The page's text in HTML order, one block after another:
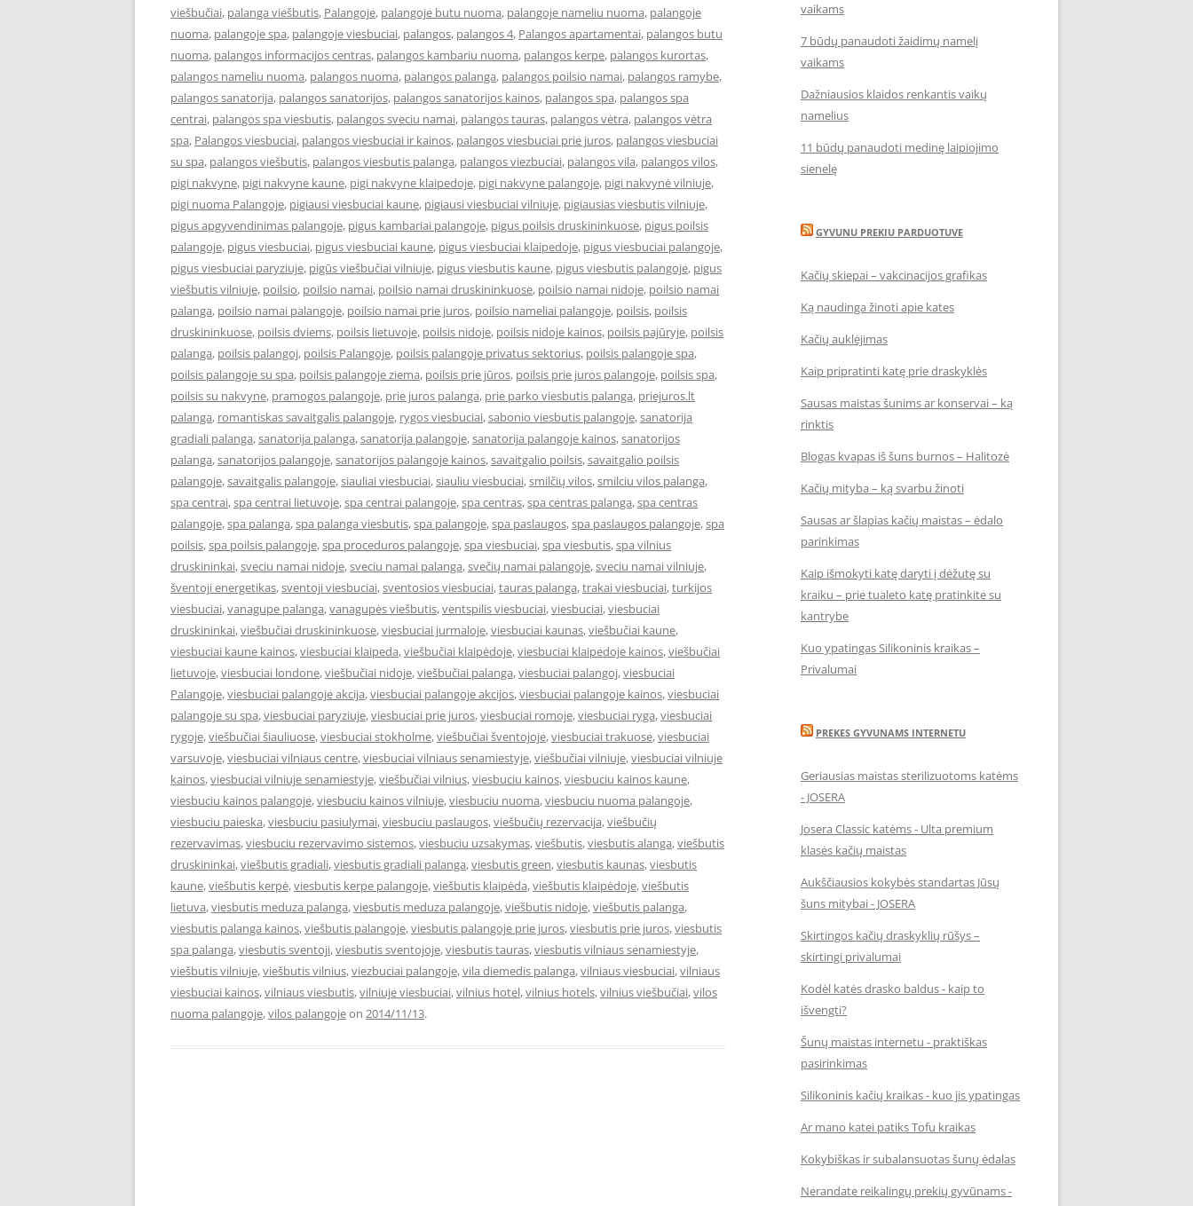
viešbučiai, palanga viešbutis, Palangoje, palangoje butu nuoma, palangoje nameliu nuoma, palangoje
nuoma, palangoje spa, palangoje viesbuciai, palangos, palangos 4, Palangos apartamentai, palangos butu
nuoma, palangos informacijos centras, palangos kambariu nuoma, palangos kerpe, palangos kurortas,
palangos nameliu nuoma, palangos nuoma, palangos palanga, palangos poilsio namai, palangos ramybe,
palangos sanatorija, palangos sanatorijos, palangos sanatorijos kainos, palangos spa, palangos spa
centrai, palangos spa viesbutis, palangos sveciu namai, palangos tauras, palangos vėtra, palangos vėtra
spa, Palangos viesbuciai, palangos viesbuciai ir kainos, palangos viesbuciai prie juros, palangos viesbuciai
su spa, palangos viešbutis, palangos viesbutis palanga, palangos viezbuciai, palangos vila, palangos vilos,
pigi nakvyne, pigi nakvyne kaune, pigi nakvyne klaipedoje, pigi nakvyne palangoje, pigi nakvynė vilniuje,
pigi nuoma Palangoje, pigiausi viesbuciai kaune, pigiausi viesbuciai vilniuje, pigiausias viesbutis vilniuje,
pigus apgyvendinimas palangoje, pigus kambariai palangoje, pigus poilsis druskininkuose, pigus poilsis
palangoje, pigus viesbuciai, pigus viesbuciai kaune, pigus viesbuciai klaipedoje, pigus viesbuciai palangoje,
pigus viesbuciai paryziuje, pigūs viešbučiai vilniuje, pigus viesbutis kaune, pigus viesbutis palangoje, pigus
viešbutis vilniuje, poilsio, poilsio namai, poilsio namai druskininkuose, poilsio namai nidoje, poilsio namai
palanga, poilsio namai palangoje, poilsio namai prie juros, poilsio nameliai palangoje, poilsis, poilsis
druskininkuose, poilsis dviems, poilsis lietuvoje, poilsis nidoje, poilsis nidoje kainos, poilsis pajūryje, poilsis
palanga, poilsis palangoj, poilsis Palangoje, poilsis palangoje privatus sektorius, poilsis palangoje spa,
poilsis palangoje su spa, poilsis palangoje ziema, poilsis prie jūros, poilsis prie juros palangoje, poilsis spa,
poilsis su nakvyne, pramogos palangoje, prie juros palanga, prie parko viesbutis palanga, priejuros.lt
palanga, romantiskas savaitgalis palangoje, rygos viesbuciai,sabonio viesbutis palangoje,sanatorija
gradiali palanga,sanatorija palanga,sanatorija palangoje,sanatorija palangoje kainos,sanatorijos
palanga,sanatorijos palangoje,sanatorijos palangoje kainos,savaitgalio poilsis,savaitgalio poilsis
palangoje,savaitgalis palangoje,siauliai viesbuciai,siauliu viesbuciai,smilčių vilos,smilciu vilos palanga,
spa centrai,spa centrai lietuvoje,spa centrai palangoje,spa centras,spa centras palanga,spa centras
palangoje,spa palanga,spa palanga viesbutis,spa palangoje,spa paslaugos,spa paslaugos palangoje,spa
poilsis,spa poilsis palangoje,spa proceduros palangoje,spa viesbuciai,spa viesbutis,spa vilnius
druskininkai,sveciu namai nidoje,sveciu namai palanga,svečių namai palangoje,sveciu namai vilniuje,
šventoji energetikas,sventoji viesbuciai,sventosios viesbuciai,tauras palanga,trakai viesbuciai,turkijos
viesbuciai,vanagupe palanga,vanagupės viešbutis,ventspilis viesbuciai,viesbuciai,viesbuciai
druskininkai,viešbučiai druskininkuose,viesbuciai jurmaloje,viesbuciai kaunas,viešbučiai kaune,
viesbuciai kaune kainos,viesbuciai klaipeda,viešbučiai klaipėdoje,viesbuciai klaipedoje kainos,viešbučiai
lietuvoje,viesbuciai londone,viešbučiai nidoje,viešbučiai palanga,viesbuciai palangoj,viesbuciai
Palangoje,viesbuciai palangoje akcija,viesbuciai palangoje akcijos,viesbuciai palangoje kainos,viesbuciai
palangoje su spa,viesbuciai paryziuje,viesbuciai prie juros,viesbuciai romoje,viesbuciai ryga,viesbuciai
rygoje,viešbučiai šiauliuose,viesbuciai stokholme,viešbučiai šventojoje,viesbuciai trakuose,viesbuciai
varsuvoje,viesbuciai vilniaus centre,viesbuciai vilniaus senamiestyje,viešbučiai vilniuje,viesbuciai vilniuje
kainos,viesbuciai vilniuje senamiestyje,viešbučiai vilnius,viesbuciu kainos,viesbuciu kainos kaune,
viesbuciu kainos palangoje,viesbuciu kainos vilniuje,viesbuciu nuoma,viesbuciu nuoma palangoje,
viesbuciu paieska,viesbuciu pasiulymai,viesbuciu paslaugos,viešbučių rezervacija,viešbučių
rezervavimas,viesbuciu rezervavimo sistemos,viesbuciu uzsakymas,viešbutis,viesbutis alanga,viešbutis
druskininkai,viešbutis gradiali,viesbutis gradiali palanga,viesbutis green,viesbutis kaunas,viesbutis
kaune,viešbutis kerpė,viesbutis kerpe palangoje,viešbutis klaipėda,viešbutis klaipėdoje,viešbutis
lietuva,viesbutis meduza palanga,viesbutis meduza palangoje,viešbutis nidoje,viešbutis palanga,
viesbutis palanga kainos,viešbutis palangoje,viesbutis palangoje prie juros,viesbutis prie juros,viesbutis
spa palanga,viesbutis sventoji,viesbutis sventojoje,viesbutis tauras,viesbutis vilniaus senamiestyje,
viešbutis vilniuje,viešbutis vilnius,viezbuciai palangoje,vila diemedis palanga,vilniaus viesbuciai,vilniaus
viesbuciai kainos,vilniaus viesbutis,vilniuje viesbuciai,vilnius hotel,vilnius hotels,vilnius viešbučiai,vilos
nuoma palangoje,vilos palangojeon 2014/11/13.
vaikams
7 būdų panaudoti žaidimų namelį
vaikams
Dažniausios klaidos renkantis vaikų
namelius
11 būdų panaudoti medinę laipiojimo
sienelę
GYVUNU PREKIU PARDUOTUVE
Kačių skiepai – vakcinacijos grafikas
Ką naudinga žinoti apie kates
Kačių auklėjimas
Kaip pripratinti katę prie draskyklės
Sausas maistas šunims ar konservai – ką
rinktis
Blogas kvapas iš šuns burnos – Halitozė
Kačių mityba – ką svarbu žinoti
Sausas ar šlapias kačių maistas – ėdalo
parinkimas
Kaip išmokyti katę daryti į dėžutę su
kraiku – prie tualeto katę pratinkite su
kantrybe
Kuo ypatingas Silikoninis kraikas –
Privalumai
PREKES GYVUNAMS INTERNETU
Geriausias maistas sterilizuotoms katėms
- JOSERA
Josera Classic katėms - Ulta premium
klasės kačių maistas
Aukščiausios kokybės standartas Jūsų
šuns mitybai - JOSERA
Skirtingos kačių draskyklių rūšys –
skirtingi privalumai
Kodėl katės drasko baldus - kaip to
išvengti?
Šunų maistas internetu - praktiškas
pasirinkimas
Silikoninis kačių kraikas - kuo jis ypatingas
Ar mano katei patiks Tofu kraikas
Kokybiškas ir subalansuotas šunų ėdalas
Nerandate reikalingų prekių gyvūnams -